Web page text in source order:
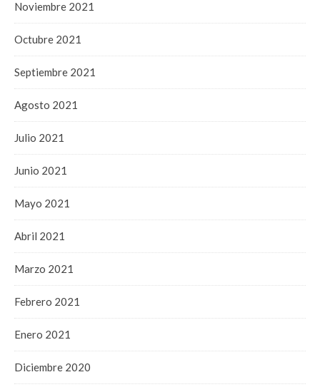
Noviembre 2021
Octubre 2021
Septiembre 2021
Agosto 2021
Julio 2021
Junio 2021
Mayo 2021
Abril 2021
Marzo 2021
Febrero 2021
Enero 2021
Diciembre 2020